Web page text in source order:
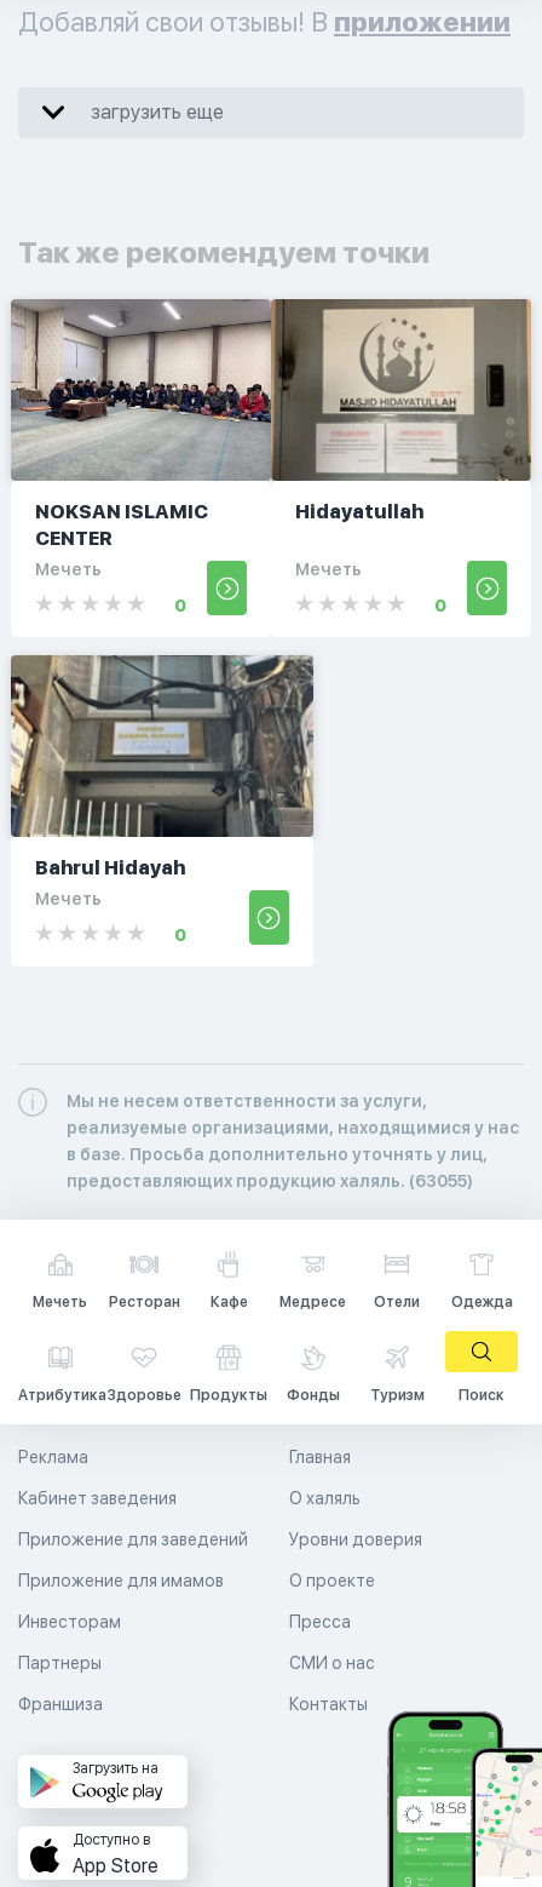
Добавляй свои отзывы! В приложении
загрузить еще
Так же рекомендуем точки
NOKSAN ISLAMIC
CENTER
Мечеть
0
Hidayatullah
Мечеть
0
Bahrul Hidayah
Мечеть
0
Мы не несем ответственности за услуги,
реализуемые организациями, находящимися у нас
в базе. Просьба дополнительно уточнять у лиц,
предоставляющих продукцию халяль. (63055)
Мечеть Ресторан Кафе Медресе Отели Одежда
АтрибутикаЗдоровье Продукты Фонды Туризм Поиск
Главная
О халяль
Уровни доверия
Реклама
Кабинет заведения
Приложение для заведений
Приложение для имамов О проекте
Пресса
СМИ о нас
Контакты
Инвесторам
Партнеры
Франшиза
Загрузить на
Доступно в
App Store